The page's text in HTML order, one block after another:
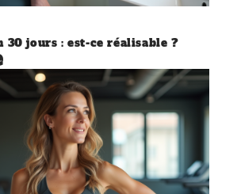
30 jours : est-ce réalisable ?